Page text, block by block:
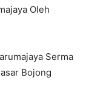
Oleh
Serma
Bojong